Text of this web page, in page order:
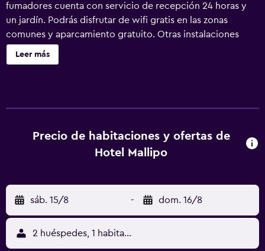
fumadores cuenta con servicio de recepción 24 horas y
un jardín. Podrás disfrutar de wifi gratis en las zonas
comunes y aparcamiento gratuito. Otras instalaciones
incluyen un área para parrillas y un salón de eventos. Se
ofrece un servicio de limpieza a petición. Manripo Hotel
frigorífico. Los baños están equipados con ducha,
zapatillas, artículos de higiene personal gratuitos y
petición. Los servicios de ocio y esparcimiento en este
hotel incluyen piscina al aire libre de temporada.
Leer más
Precio de habitaciones y ofertas de
Hotel Mallipo
sáb. 15/8 - dom. 16/8
2 huéspedes, 1 habitación